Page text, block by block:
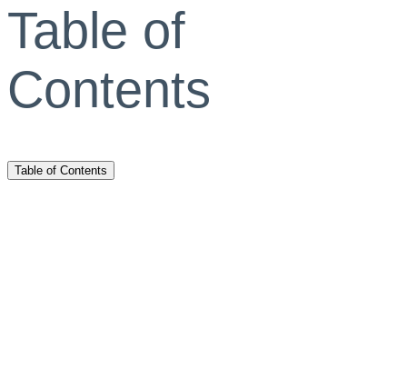
Table of
Contents
Table of Contents